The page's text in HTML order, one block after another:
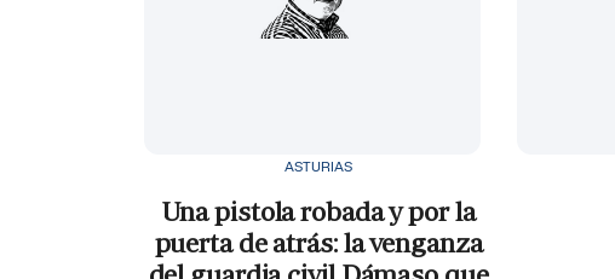
ASTURIAS
Una pistola robada y por la
puerta de atrás: la venganza